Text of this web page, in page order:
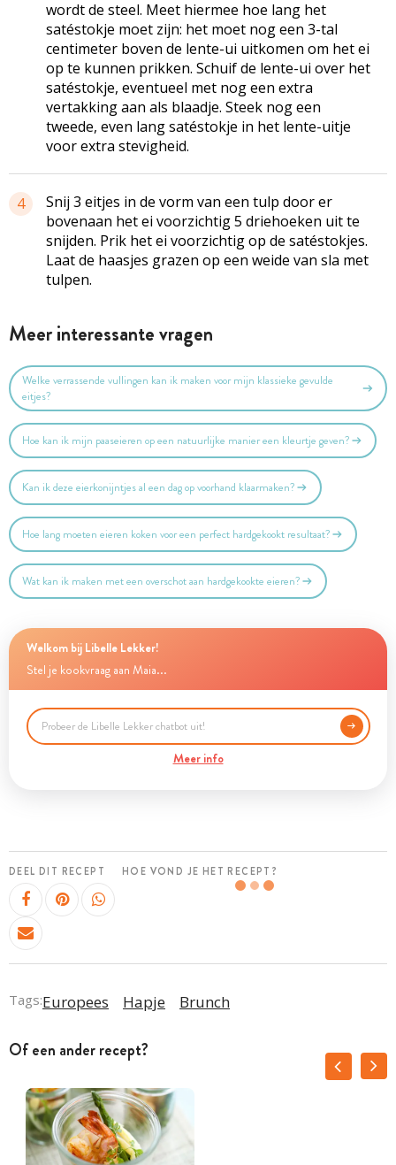
wordt de steel. Meet hiermee hoe lang het
satéstokje moet zijn: het moet nog een ­3-tal
centimeter boven de lente-ui uitkomen om het ei
op te kunnen prikken. Schuif de lente-ui over het
satéstokje, even­tueel met nog een extra
vertakking aan als blaadje. Steek nog een
tweede, even lang satéstokje in het lente-uitje
voor extra stevigheid.
4
Snij 3 eitjes in de vorm van een tulp door er
bovenaan het ei voorzichtig 5 driehoeken uit te
snijden. Prik het ei voorzichtig op de satéstokjes.
Laat de haasjes grazen op een weide van sla met
tulpen.
Meer interessante vragen
Welke verrassende vullingen kan ik maken voor mijn klassieke gevulde
eitjes?
Hoe kan ik mijn paaseieren op een natuurlijke manier een kleurtje geven?
Kan ik deze eierkonijntjes al een dag op voorhand klaarmaken?
Hoe lang moeten eieren koken voor een perfect hardgekookt resultaat?
Wat kan ik maken met een overschot aan hardgekookte eieren?
Welkom bij Libelle Lekker!
Stel je kookvraag aan Maia...
Meer info
DEEL DIT RECEPT HOE VOND JE HET RECEPT?
Tags:Europees Hapje Brunch
Of een ander recept?